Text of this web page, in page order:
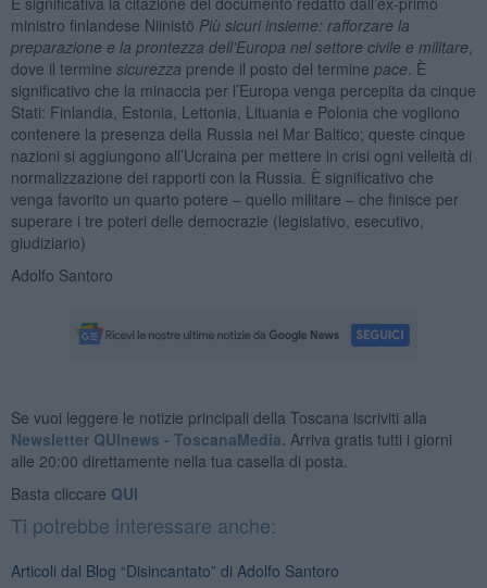
ministro finlandese Niinistö Più sicuri insieme: rafforzare la
preparazione e la prontezza dell'Europa nel settore civile e militare
dove il termine sicurezza prende il posto del termine pace . È
significativo che la minaccia per l’Europa venga percepita da cinque
Stati: Finlandia, Estonia, Lettonia, Lituania e Polonia che vogliono
contenere la presenza della Russia nel Mar Baltico; queste cinque
nazioni si aggiungono all’Ucraina per mettere in crisi ogni velleità di
normalizzazione dei rapporti con la Russia. È significativo che
venga favorito un quarto potere – quello militare – che finisce per
superare i tre poteri delle democrazie (legislativo, esecutivo,
giudiziario)
Adolfo Santoro
Se vuoi leggere le notizie principali della Toscana iscriviti alla
Newsletter QUInews - ToscanaMedia. Arriva gratis tutti i giorni
alle 20:00 direttamente nella tua casella di posta.
Basta cliccare QUI
Ti potrebbe interessare anche:
Articoli dal Blog “Disincantato” di Adolfo Santoro